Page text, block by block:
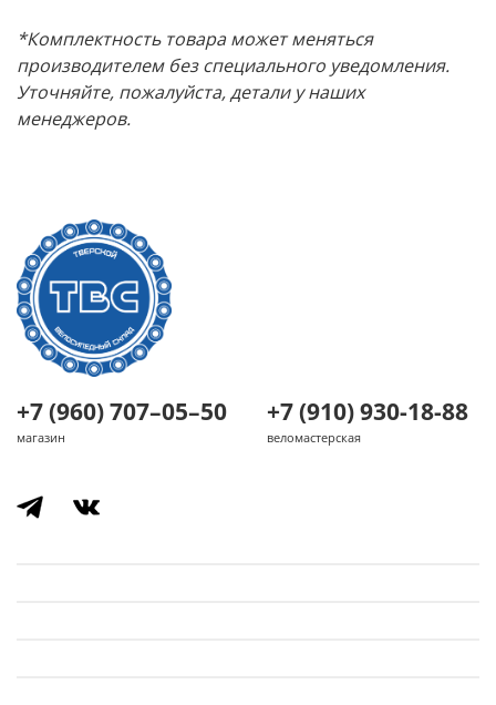
*Комплектность товара может меняться
производителем без специального уведомления.
Уточняйте, пожалуйста, детали у наших
менеджеров.
+7 (960) 707–05–50
магазин
+7 (910) 930-18-88
веломастерская